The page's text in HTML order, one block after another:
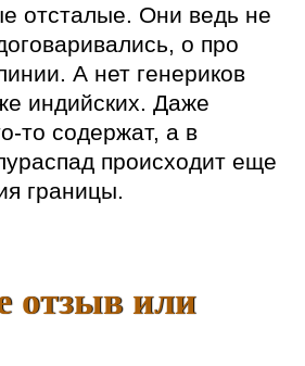
отсталые. Они ведь не
о про
А нет генериков
индийских. Даже
то содержат, а в
происходит еще
границы.
отзыв или